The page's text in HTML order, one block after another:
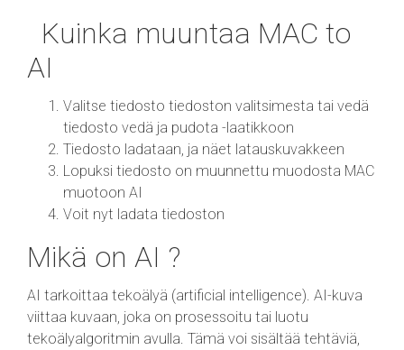
Kuinka muuntaa MAC to
AI
Valitse tiedosto tiedoston valitsimesta tai vedä
tiedosto vedä ja pudota -laatikkoon
Tiedosto ladataan, ja näet latauskuvakkeen
Lopuksi tiedosto on muunnettu muodosta MAC
muotoon AI
Voit nyt ladata tiedoston
Mikä on AI ?
AI tarkoittaa tekoälyä (artificial intelligence). AI-kuva
viittaa kuvaan, joka on prosessoitu tai luotu
tekoälyalgoritmin avulla. Tämä voi sisältää tehtäviä,